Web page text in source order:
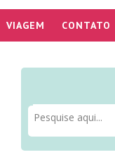
VIAGEM CONTATO